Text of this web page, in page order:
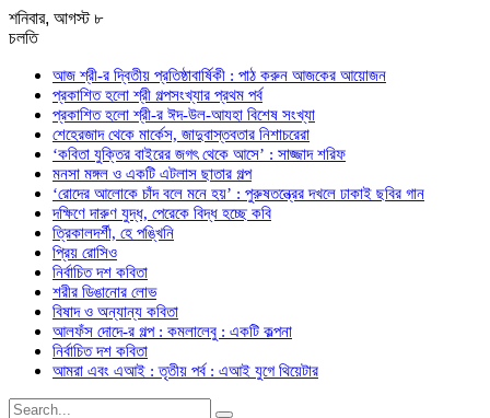
শনিবার, আগস্ট ৮
চলতি
আজ শ্রী-র দ্বিতীয় প্রতিষ্ঠাবার্ষিকী : পাঠ করুন আজকের আয়োজন
প্রকাশিত হলো শ্রী গল্পসংখ্যার প্রথম পর্ব
প্রকাশিত হলো শ্রী-র ঈদ-উল-আযহা বিশেষ সংখ্যা
শেহেরজাদ থেকে মার্কেস, জাদুবাস্তবতার নিশাচরেরা
‘কবিতা যুক্তির বাইরের জগৎ থেকে আসে’ : সাজ্জাদ শরিফ
মনসা মঙ্গল ও একটি এটলাস ছাতার গল্প
‘রোদের আলোকে চাঁদ বলে মনে হয়’ : পুরুষতন্ত্রের দখলে ঢাকাই ছবির গান
দক্ষিণে দারুণ যুদ্ধ, পেরেকে বিদ্ধ হচ্ছে কবি
ত্রিকালদর্শী, হে পঙ্খিনি
প্রিয় রোসিও
নির্বাচিত দশ কবিতা
শরীর ডিঙানোর লোভ
বিষাদ ও অন্যান্য কবিতা
আলফঁস দোদে-র গল্প : কমলালেবু : একটি কল্পনা
নির্বাচিত দশ কবিতা
আমরা এবং এআই : তৃতীয় পর্ব : এআই যুগে থিয়েটার